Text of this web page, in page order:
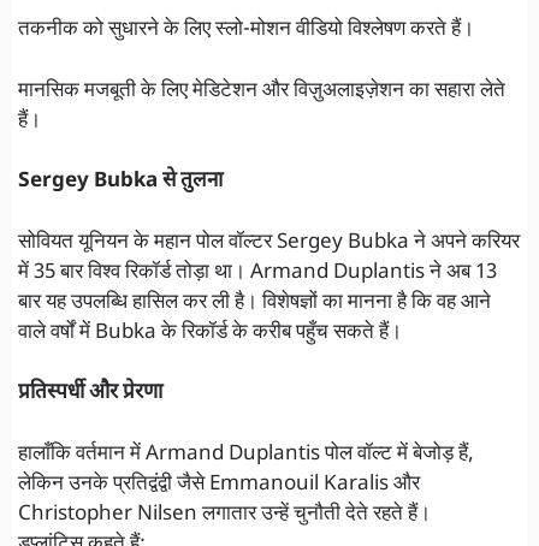
तकनीक को सुधारने के लिए स्लो-मोशन वीडियो विश्लेषण करते हैं।
मानसिक मजबूती के लिए मेडिटेशन और विज़ुअलाइज़ेशन का सहारा लेते
हैं।
Sergey Bubka से तुलना
सोवियत यूनियन के महान पोल वॉल्टर Sergey Bubka ने अपने करियर
में 35 बार विश्व रिकॉर्ड तोड़ा था। Armand Duplantis ने अब 13
बार यह उपलब्धि हासिल कर ली है। विशेषज्ञों का मानना है कि वह आने
वाले वर्षों में Bubka के रिकॉर्ड के करीब पहुँच सकते हैं।
प्रतिस्पर्धी और प्रेरणा
हालाँकि वर्तमान में Armand Duplantis पोल वॉल्ट में बेजोड़ हैं,
लेकिन उनके प्रतिद्वंद्वी जैसे Emmanouil Karalis और
Christopher Nilsen लगातार उन्हें चुनौती देते रहते हैं।